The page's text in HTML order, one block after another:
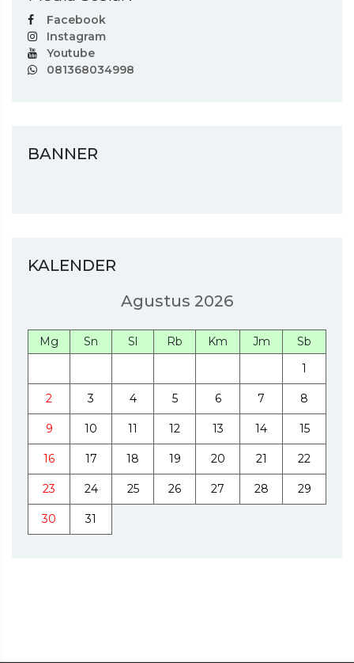
Facebook
Instagram
Youtube
081368034998
BANNER
KALENDER
Agustus 2026
Mg Sn Sl Rb Km Jm
Sb
1
2 3 4 5 6 7 8
9 10 11 12 13 14 15
16 17 18 19 20 21 22
23 24 25 26 27 28 29
30 31